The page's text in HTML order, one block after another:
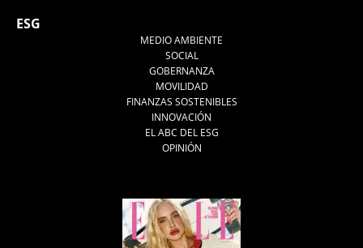
ESG
MEDIO AMBIENTE
SOCIAL
GOBERNANZA
MOVILIDAD
FINANZAS SOSTENIBLES
INNOVACIÓN
EL ABC DEL ESG
OPINIÓN